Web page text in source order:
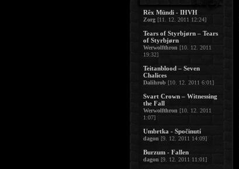
Rêx Mündi - IHVH
Zorg [11. 12. 2011 12:24]
Tears of Styrbjørn – Tears
of Styrbjørn
Werwolfthron [10. 12. 2011
19:32]
Teitanblood – Seven
Chalices
Dalihrob [10. 12. 2011 6:01]
Svart Crown – Witnessing
the Fall
Werwolfthron [10. 12. 2011
1:07]
Umbrtka - Spočinutí
dagon [9. 12. 2011 14:09]
Burzum - Fallen
dagon [9. 12. 2011 11:01]